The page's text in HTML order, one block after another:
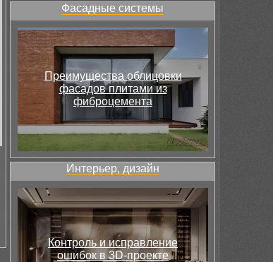
Фасадные системы
Преимущества облицовки
фасадов плитами из
фиброцемента
Интерьер, дизайн
Контроль и исправление
ошибок в 3D-проекте